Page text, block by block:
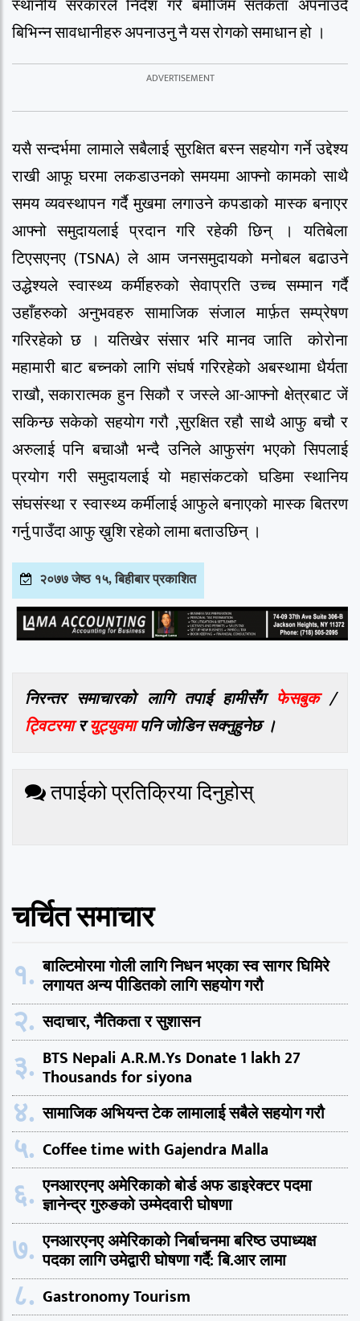
स्थानीय सरकारले निर्देश गरे बमोजिम सतर्कता अपनाउदै
बिभिन्न सावधानीहरु अपनाउनु नै यस रोगको समाधान हो ।
यसै सन्दर्भमा लामाले सबैलाई सुरक्षित बस्न सहयोग गर्ने उद्देश्य
राखी आफू घरमा लकडाउनको समयमा आफ्नो कामको साथै
समय व्यवस्थापन गर्दै मुखमा लगाउने कपडाको मास्क बनाएर
आफ्नो समुदायलाई प्रदान गरि रहेकी छिन् । यतिबेला
टिएसएनए (TSNA) ले आम जनसमुदायको मनोबल बढाउने
उद्धेश्यले स्वास्थ्य कर्मीहरुको सेवाप्रति उच्च सम्मान गर्दै
उहाँहरुको अनुभवहरु सामाजिक संजाल मार्फ़त सम्प्रेषण
गरिरहेको छ । यतिखेर संसार भरि मानव जाति कोरोना
महामारी बाट बच्नको लागि संघर्ष गरिरहेको अबस्थामा धैर्यता
राखौ, सकारात्मक हुन सिकौ र जस्ले आ-आफ्नो क्षेत्रबाट जें
सकिन्छ सकेको सहयोग गरौ ,सुरक्षित रहौ साथै आफु बचौ र
अरुलाई पनि बचाऔ भन्दै उनिले आफुसंग भएको सिपलाई
प्रयोग गरी समुदायलाई यो महासंकटको घडिमा स्थानिय
संघसंस्था र स्वास्थ्य कर्मीलाई आफुले बनाएको मास्क बितरण
गर्नु पाउँदा आफु ख़ुशि रहेको लामा बताउछिन् ।
२०७७ जेष्ठ १५, बिहीबार प्रकाशित
निरन्तर समाचारको लागि तपाई हामीसँग फेसबुक/
ट्विटरमारयुट्युवमापनि जोडिन सक्नुहुनेछ ।
तपाईको प्रतिक्रिया दिनुहोस्
चर्चित समाचार
१. बाल्टिमोरमा गोली लागि निधन भएका स्व सागर घिमिरे
लगायत अन्य पीडितको लागि सहयोग गरौ
२. सदाचार, नैतिकता र सुशासन
३. BTS Nepali A.R.M.Ys Donate 1 lakh 27
Thousands for siyona
४. सामाजिक अभियन्त टेक लामालाई सबैले सहयोग गरौ
५. Coffee time with Gajendra Malla
६. एनआरएनए अमेरिकाको बोर्ड अफ डाइरेक्टर पदमा
ज्ञानेन्द्र गुरुङको उम्मेदवारी घोषणा
७. एनआरएनए अमेरिकाको निर्बाचनमा बरिष्ठ उपाध्यक्ष
पदका लागि उमेद्वारी घोषणा गर्दै: बि.आर लामा
८. Gastronomy Tourism